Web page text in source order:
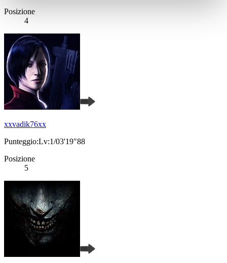
Posizione
4
xxvadik76xx
Punteggio:Lv:1/03'19"88
Posizione
5